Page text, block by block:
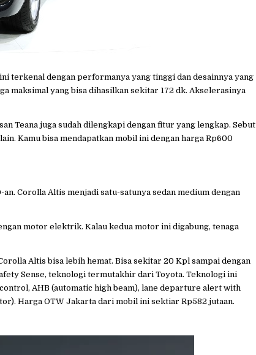
terkenal dengan performanya yang tinggi dan desainnya yang
maksimal yang bisa dihasilkan sekitar 172 dk. Akselerasinya
Teana juga sudah dilengkapi dengan fitur yang lengkap. Sebut
Kamu bisa mendapatkan mobil ini dengan harga Rp600
Corolla Altis menjadi satu-satunya sedan medium dengan
motor elektrik. Kalau kedua motor ini digabung, tenaga
Altis bisa lebih hemat. Bisa sekitar 20 Kpl sampai dengan
Sense, teknologi termutakhir dari Toyota. Teknologi ini
AHB (automatic high beam), lane departure alert with
Harga OTW Jakarta dari mobil ini sektiar Rp582 jutaan.